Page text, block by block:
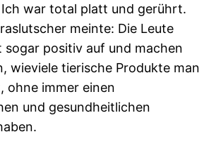
Ich war total platt und gerührt.
meinte: Die Leute
sogar positiv auf und machen
wieviele tierische Produkte man
ohne immer einen
und gesundheitlichen